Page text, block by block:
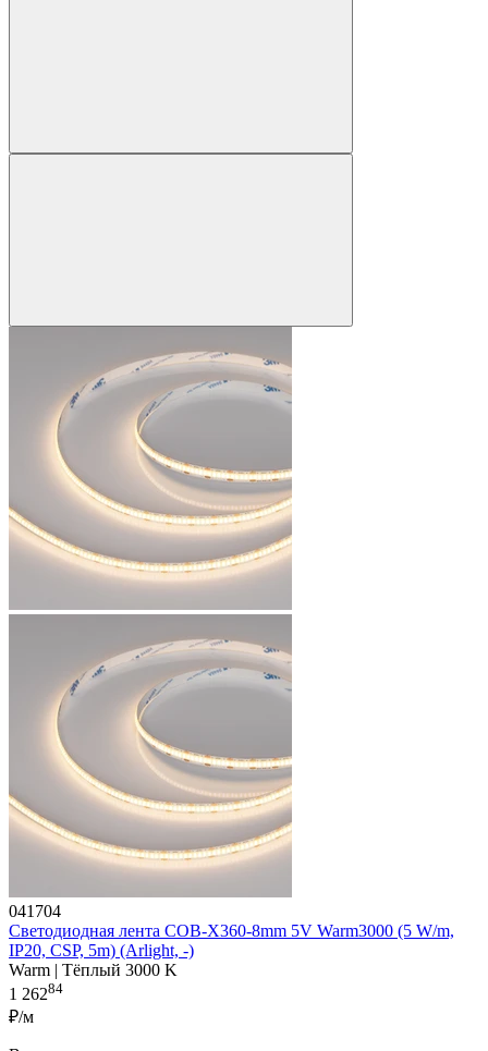
041704
Светодиодная лента COB-X360-8mm 5V Warm3000 (5 W/m,
IP20, CSP, 5m) (Arlight, -)
Warm | Тёплый 3000 K
1 26284
₽/м